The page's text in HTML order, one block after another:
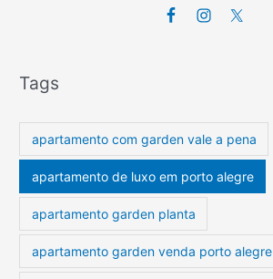
Tags
apartamento com garden vale a pena
apartamento de luxo em porto alegre
apartamento garden planta
apartamento garden venda porto alegre